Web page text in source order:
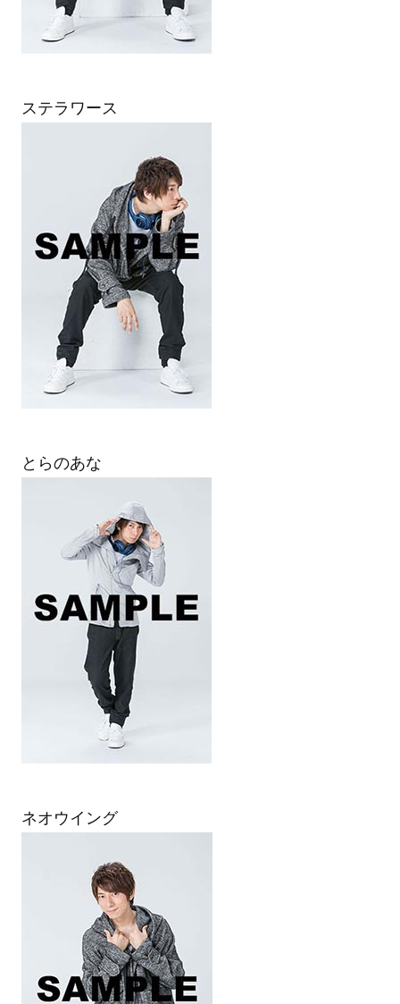
ステラワース
とらのあな
ネオウイング